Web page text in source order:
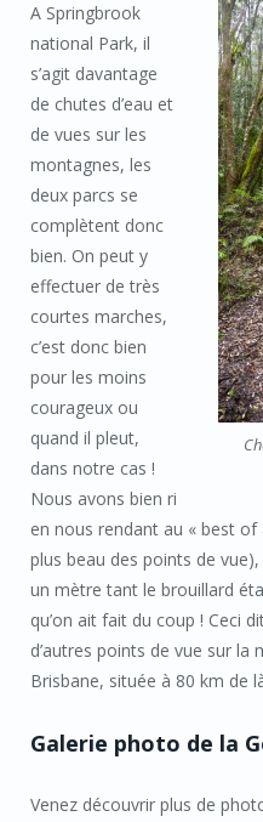
A Springbrook
national Park, il
s’agit davantage
de chutes d’eau et
de vues sur les
montagnes, les
deux parcs se
complètent donc
bien. On peut y
effectuer de très
courtes marches,
c’est donc bien
pour les moins
courageux ou
quand il pleut,
dans notre cas !
Nous avons bien ri
en nous rendant au « best
plus beau des points de
un mètre tant le brouillard
qu’on ait fait du coup ! Ceci
d’autres points de vue sur
Brisbane, située à 80 km de
Galerie photo de la
Venez découvrir plus de